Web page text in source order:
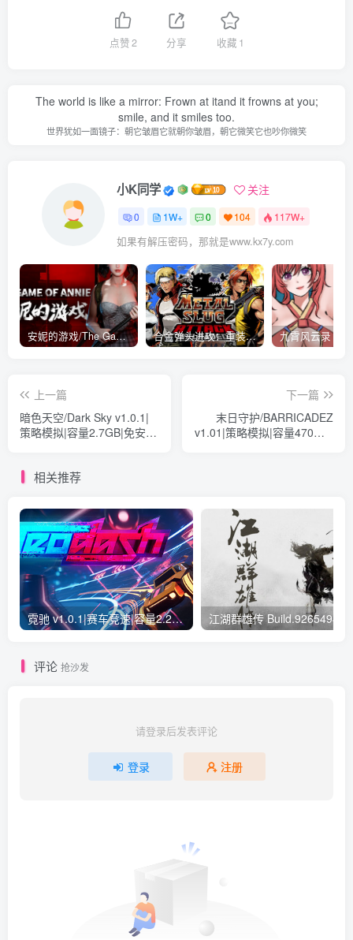
点赞2 分享 收藏 1
The world is like a mirror: Frown at itand it frowns at you;
smile, and it smiles too.
世界犹如一面镜子：朝它皱眉它就朝你皱眉，朝它微笑它也吵你微笑
小K同学 关注
0 1W+ 0 104 117W+
如果有解压密码，那就是www.kx7y.com
安妮的游戏/The Game of Annie v0.99981|射击动作|容量14.6GB|免安装绿色中文版 合金弹头进攻：重装上阵/METAL SLUG ATTACK RELOADED Build.16214511|策略模拟|容量2.7GB|免安装绿色中文版
上一篇
暗色天空/Dark Sky v1.0.1|
策略模拟|容量2.7GB|免安装
下一篇
末日守护/BARRICADEZ
v1.01|策略模拟|容量470MB|
相关推荐
霓驰 v1.0.1|赛车竞速|容量2.2GB|免安装绿色中文版
评论 抢沙发
请登录后发表评论
登录 注册